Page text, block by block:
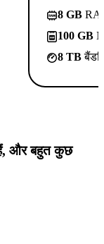
8 GB
100 GB
8 TB
और बहुत कुछ